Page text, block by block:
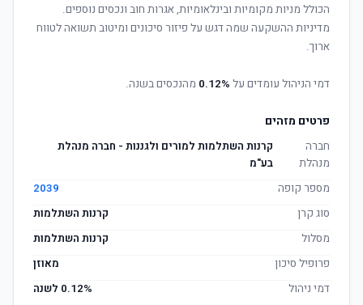
הכולל מניות מקומיות ובינלאומיות, אגרות חוב ונכסים נוספים.
מדיניות ההשקעה שמה דגש על פיזור סיכונים ומיטוב תשואה לטווח
ארוך.
דמי הניהול עומדים על 0.12% מהנכסים בשנה.
פרטים מזהים
חברה
מנהלת
קרנות השתלמות למורים ולגננות - חברה מנהלת
בע"מ
מספר קופה
2039
סוג קרן
קרנות השתלמות
מסלול
קרנות השתלמות
פרופיל סיכון
מאוזן
דמי ניהול
0.12% לשנה